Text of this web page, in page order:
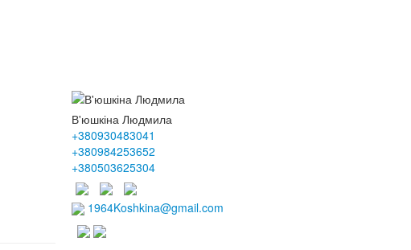
В'юшкіна Людмила
+380930483041
+380984253652
+380503625304
1964Koshkina@gmail.com